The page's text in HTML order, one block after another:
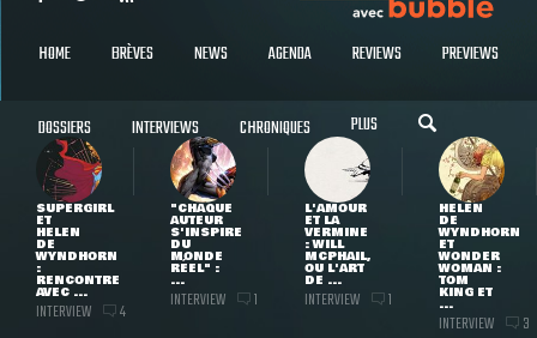
HOME BRÈVES NEWS AGENDA REVIEWS PREVIEWS
DOSSIERS INTERVIEWS CHRONIQUES PLUS
SUPERGIRL
ET
HELEN
DE
WYNDHORN
:
RENCONTRE
AVEC ...
INTERVIEW 4
"CHAQUE
AUTEUR
S'INSPIRE
DU
MONDE
RÉEL" :
...
INTERVIEW 1
L'AMOUR
ET LA
VERMINE
: WILL
MCPHAIL,
OU L'ART
DE ...
INTERVIEW 1
HELEN
DE
WYNDHORN
ET
WONDER
WOMAN :
TOM
KING ET
...
INTERVIEW 3